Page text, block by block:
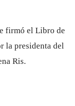
firmó el Libro de
la presidenta del
Ris.